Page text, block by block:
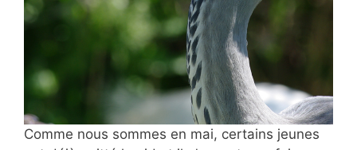
Comme nous sommes en mai, certains jeunes